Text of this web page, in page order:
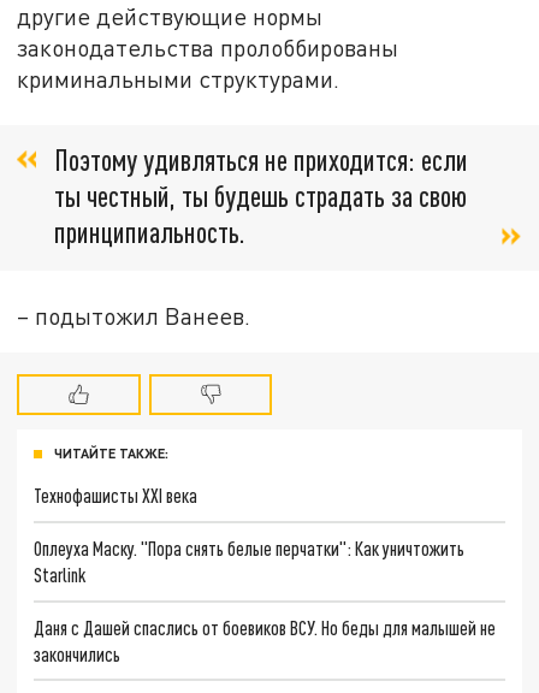
другие действующие нормы
законодательства пролоббированы
криминальными структурами.
Поэтому удивляться не приходится: если
ты честный, ты будешь страдать за свою
принципиальность.
– подытожил Ванеев.
ЧИТАЙТЕ ТАКЖЕ:
Технофашисты XXI века
Оплеуха Маску. "Пора снять белые перчатки": Как уничтожить
Starlink
Даня с Дашей спаслись от боевиков ВСУ. Но беды для малышей не
закончились